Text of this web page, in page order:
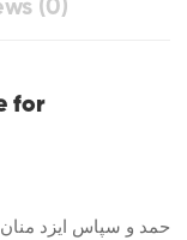
(0)
for
حمد و سپاس ایزد منان